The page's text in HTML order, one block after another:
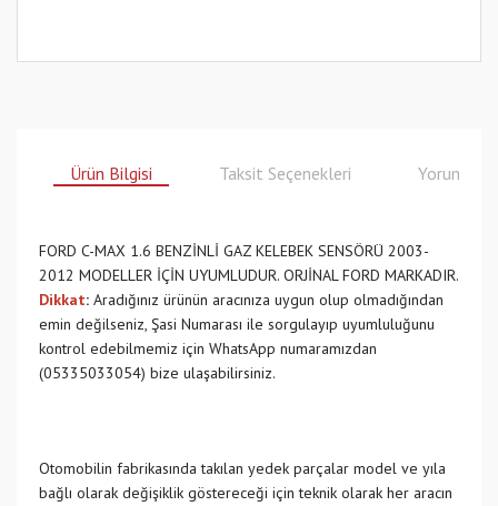
Ürün Bilgisi Taksit Seçenekleri Yorumlar
FORD C-MAX 1.6 BENZİNLİ GAZ KELEBEK SENSÖRÜ 2003-
2012 MODELLER İÇİN UYUMLUDUR. ORJİNAL FORD MARKADIR.
Dikkat: Aradığınız ürünün aracınıza uygun olup olmadığından
emin değilseniz, Şasi Numarası ile sorgulayıp uyumluluğunu
kontrol edebilmemiz için WhatsApp numaramızdan
(05335033054) bize ulaşabilirsiniz.
Otomobilin fabrikasında takılan yedek parçalar model ve yıla
bağlı olarak değişiklik göstereceği için teknik olarak her aracın